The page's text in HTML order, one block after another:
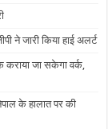
ने जारी किया हाई अलर्ट
जा सकेगा वर्क,
के हालात पर की